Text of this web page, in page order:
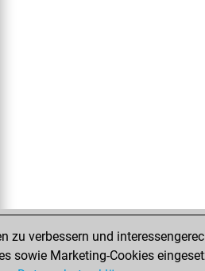
zu verbessern und
sowie Marketing-Cookies